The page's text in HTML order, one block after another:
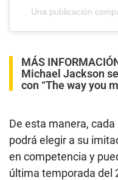
Una publicación
MÁS
Michael Jackson
con “The way you
De esta manera,
podrá elegir a su
en competencia y
última temporada del